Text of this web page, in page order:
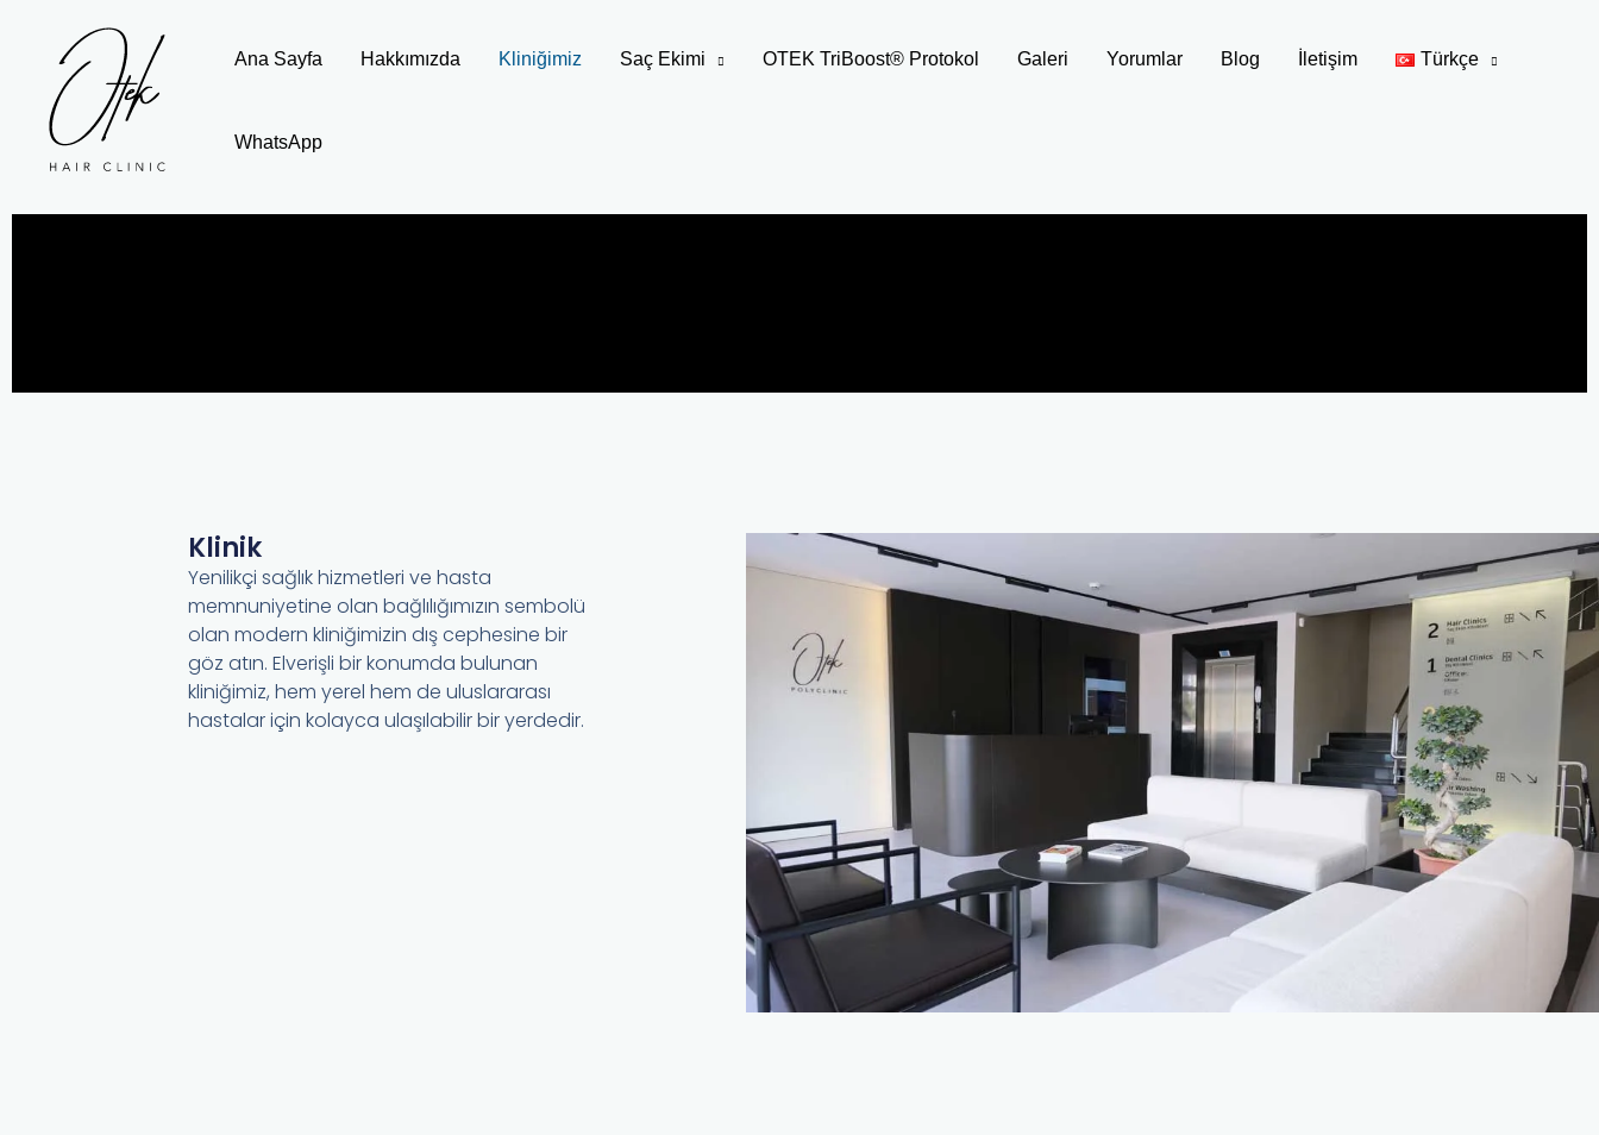
Ana Sayfa
Hakkımızda Kliniğimiz Saç Ekimi OTEK TriBoost® Protokol Galeri Yorumlar Blog İletişim Türkçe
WhatsApp
Klinik
Yenilikçi sağlık hizmetleri ve hasta
memnuniyetine olan bağlılığımızın sembolü
olan modern kliniğimizin dış cephesine bir
göz atın. Elverişli bir konumda bulunan
kliniğimiz, hem yerel hem de uluslararası
hastalar için kolayca ulaşılabilir bir yerdedir.